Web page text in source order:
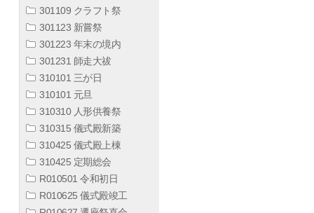
301109 クラフト祭
301123 新嘗祭
301223 年末の境内
301231 師走大祓
310101 三が日
310101 元旦
310310 人形供養祭
310315 儀式殿新築
310425 儀式殿上棟
310425 定期総会
R010501 令和初日
R010625 儀式殿竣工